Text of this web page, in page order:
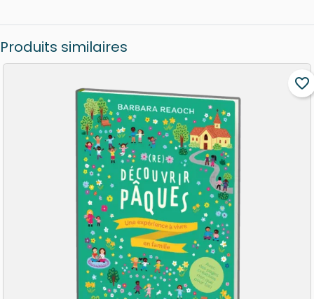
Produits similaires
favorite_border